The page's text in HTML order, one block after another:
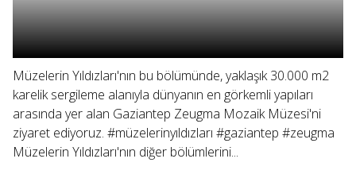
Müzelerin Yıldızları'nın bu bölümünde, yaklaşık 30.000 m2
karelik sergileme alanıyla dünyanın en görkemli yapıları
arasında yer alan Gaziantep Zeugma Mozaik Müzesi'ni
ziyaret ediyoruz. #müzelerinyıldızları #gaziantep #zeugma
Müzelerin Yıldızları'nın diğer bölümlerini...